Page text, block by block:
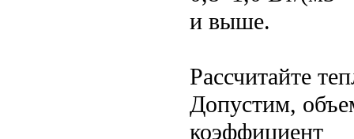
и выше.
Рассчитайте
Допустим,
коэффициент